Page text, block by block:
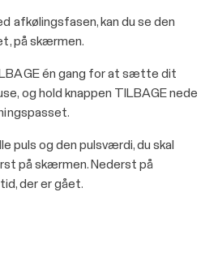
afkølingsfasen, kan du se den
på skærmen.
én gang for at sætte dit
og hold knappen TILBAGE nede
puls og den pulsværdi, du skal
på skærmen. Nederst på
der er gået.